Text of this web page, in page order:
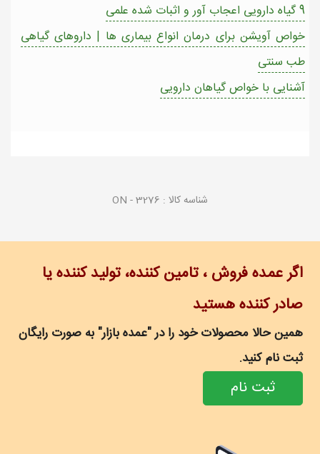
9 گیاه دارویی اعجاب آور و اثبات شده علمی
خواص آویشن برای درمان انواع بیماری ها | داروهای گیاهی
طب سنتی
آشنایی با خواص گیاهان دارویی
شناسه کالا : ON - 3276
اگر عمده فروش ، تامین کننده، تولید کننده یا
صادر کننده هستید
همین حالا محصولات خود را در "عمده بازار" به صورت رایگان
ثبت نام کنید.
ثبت نام